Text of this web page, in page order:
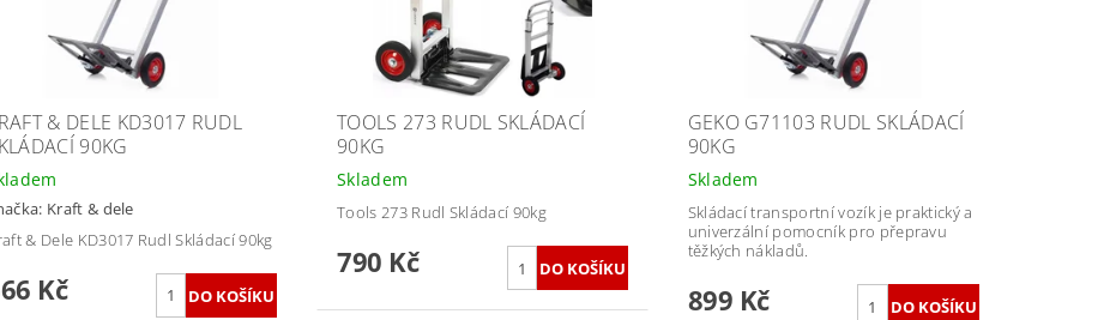
& DELE KD3017 RUDL
90KG
Kraft & dele
& Dele KD3017 Rudl Skládací 90kg
Kč
TOOLS 273 RUDL SKLÁDACÍ
90KG
Skladem
Tools 273 Rudl Skládací 90kg
790 Kč
GEKO G71103 RUDL SKLÁDACÍ
90KG
Skladem
Skládací transportní vozík je praktický a
univerzální pomocník pro přepravu
těžkých nákladů.
899 Kč